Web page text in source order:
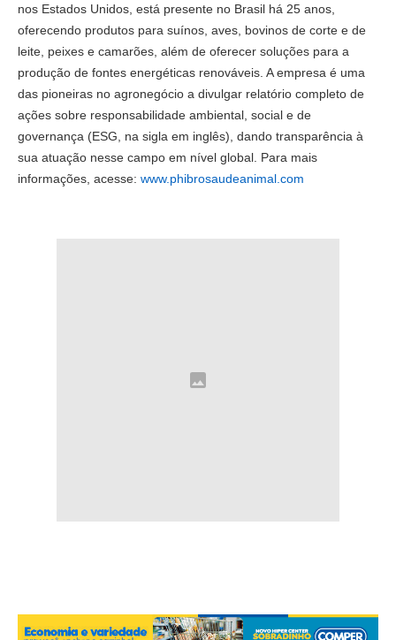
nos Estados Unidos, está presente no Brasil há 25 anos,
oferecendo produtos para suínos, aves, bovinos de corte e de
leite, peixes e camarões, além de oferecer soluções para a
produção de fontes energéticas renováveis. A empresa é uma
das pioneiras no agronegócio a divulgar relatório completo de
ações sobre responsabilidade ambiental, social e de
governança (ESG, na sigla em inglês), dando transparência à
sua atuação nesse campo em nível global. Para mais
informações, acesse: www.phibrosaudeanimal.com